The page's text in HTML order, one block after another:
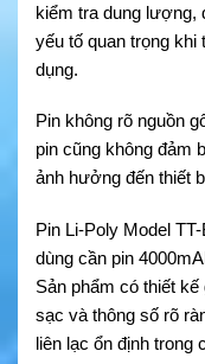
kiểm tra dung lượng,
yếu tố quan trọng khi
dụng.
Pin không rõ nguồn
pin cũng không đảm
ảnh hưởng đến thiết
Pin Li-Poly Model
dùng cần pin
Sản phẩm có thiết
sạc và thông số rõ
liên lạc ổn định trong